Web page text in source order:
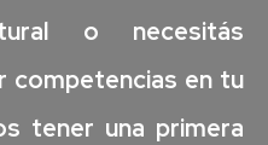
o necesitás
competencias en tu
tener una primera